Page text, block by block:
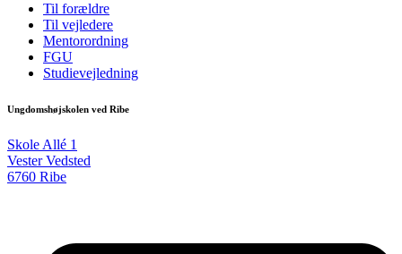
Til forældre
Til vejledere
Mentorordning
FGU
Studievejledning
Ungdomshøjskolen ved Ribe
Skole Allé 1
Vester Vedsted
6760 Ribe